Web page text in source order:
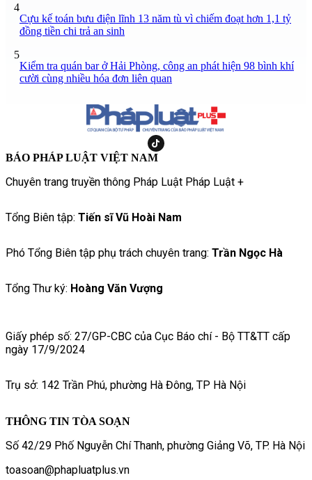
4
Cựu kế toán bưu điện lĩnh 13 năm tù vì chiếm đoạt hơn 1,1 tỷ
đồng tiền chi trả an sinh
5
Kiểm tra quán bar ở Hải Phòng, công an phát hiện 98 bình khí
cười cùng nhiều hóa đơn liên quan
BÁO PHÁP LUẬT VIỆT NAM
Chuyên trang truyền thông Pháp Luật Pháp Luật +
Tổng Biên tập: Tiến sĩ Vũ Hoài Nam
Phó Tổng Biên tập phụ trách chuyên trang: Trần Ngọc Hà
Tổng Thư ký: Hoàng Văn Vượng
Giấy phép số: 27/GP-CBC của Cục Báo chí - Bộ TT&TT cấp
ngày 17/9/2024
Trụ sở: 142 Trần Phú, phường Hà Đông, TP Hà Nội
THÔNG TIN TÒA SOẠN
Số 42/29 Phố Nguyễn Chí Thanh, phường Giảng Võ, TP. Hà Nội
toasoan@phapluatplus.vn